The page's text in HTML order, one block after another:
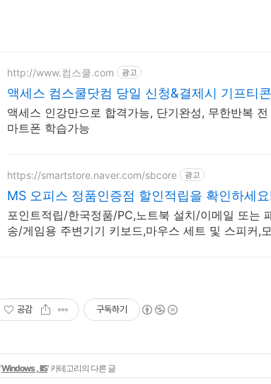
http://www.컴스쿨.com 광고
액세스 컴스쿨닷컴 당일 신청&결제시 기프티
액세스 인강만으로 합격가능, 단기완성, 무한반복
마트폰 학습가능
https://smartstore.naver.com/sbcore 광고
MS 오피스 정품인증점 할인적립을 확인하세
포인트적립/한국정품/PC,노트북 설치/이메일 또는
송/게임용 주변기기 키보드,마우스 세트 및 스피커,모
공감 구독하기
'Windows , IIS' 카테고리의 다른 글